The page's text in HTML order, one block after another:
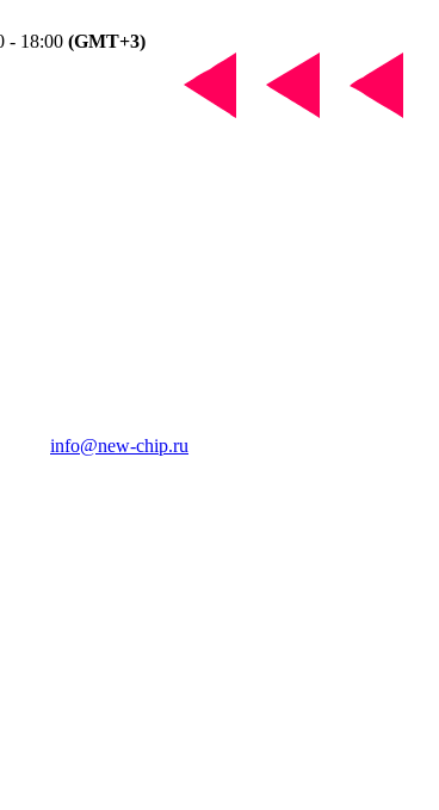
- 18:00 (GMT+3)
info@new-chip.ru